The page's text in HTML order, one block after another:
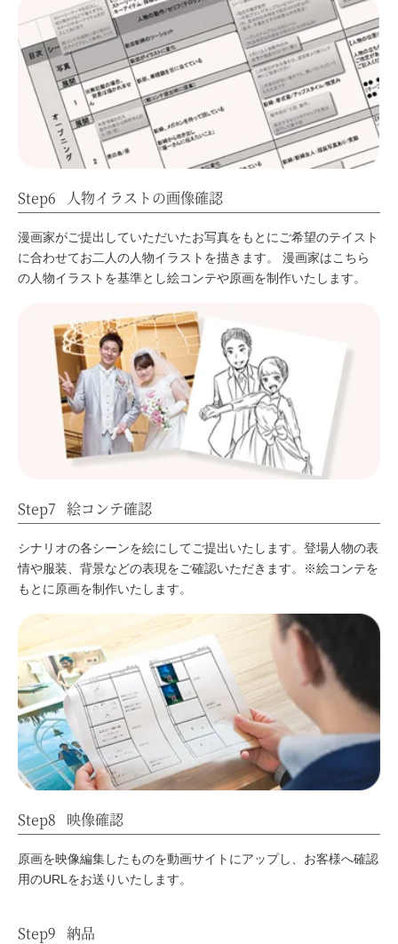
Step6 人物イラストの画像確認
漫画家がご提出していただいたお写真をもとにご希望のテイスト
に合わせてお二人の人物イラストを描きます。
漫画家はこちら
の人物イラストを基準とし絵コンテや原画を制作いたします。
Step7 絵コンテ確認
シナリオの各シーンを絵にしてご提出いたします。登場人物の表
情や服装、背景などの表現をご確認いただきます。※絵コンテを
もとに原画を制作いたします。
Step8 映像確認
原画を映像編集したものを動画サイトにアップし、お客様へ確認
用のURLをお送りいたします。
Step9 納品